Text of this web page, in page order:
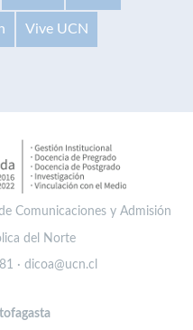
Vive UCN
Comunicaciones y Admisión
del Norte
· dicoa@ucn.cl